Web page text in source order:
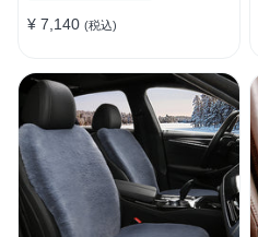
¥ 7,140 (税込)